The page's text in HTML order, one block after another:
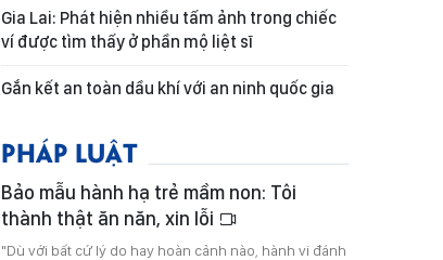
Gia Lai: Phát hiện nhiều tấm ảnh trong chiếc
ví được tìm thấy ở phần mộ liệt sĩ
Gắn kết an toàn dầu khí với an ninh quốc gia
PHÁP LUẬT
Bảo mẫu hành hạ trẻ mầm non: Tôi
thành thật ăn năn, xin lỗi
"Dù với bất cứ lý do hay hoàn cảnh nào, hành vi đánh